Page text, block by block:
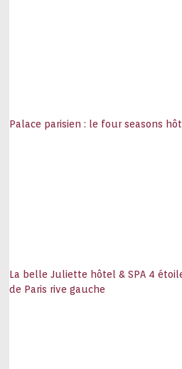
Palace parisien : le four seasons
La belle Juliette hôtel & SPA 4
de Paris rive gauche